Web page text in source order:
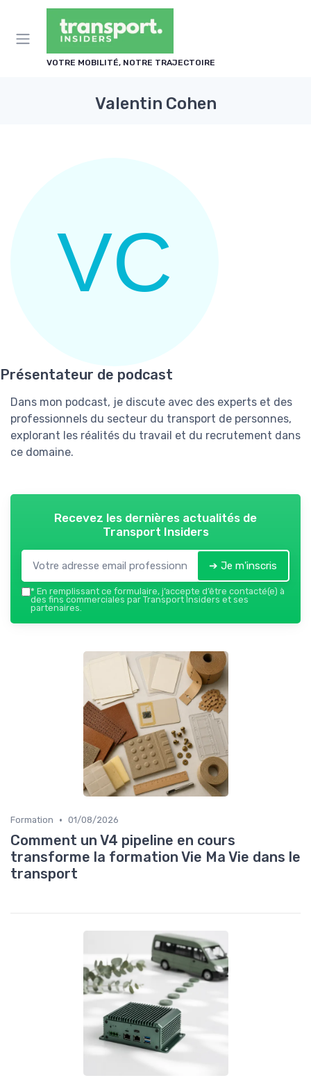
VOTRE MOBILITÉ, NOTRE TRAJECTOIRE
Valentin Cohen
Présentateur de podcast
Dans mon podcast, je discute avec des experts et des
professionnels du secteur du transport de personnes,
explorant les réalités du travail et du recrutement dans
ce domaine.
Recevez les dernières actualités de
Transport Insiders
➔ Je m'inscris
* En remplissant ce formulaire, j’accepte d’être contacté(e) à
des fins commerciales par Transport Insiders et ses
partenaires.
Formation • 01/08/2026
Comment un V4 pipeline en cours
transforme la formation Vie Ma Vie dans le
transport
Panneau de gestion des cookies